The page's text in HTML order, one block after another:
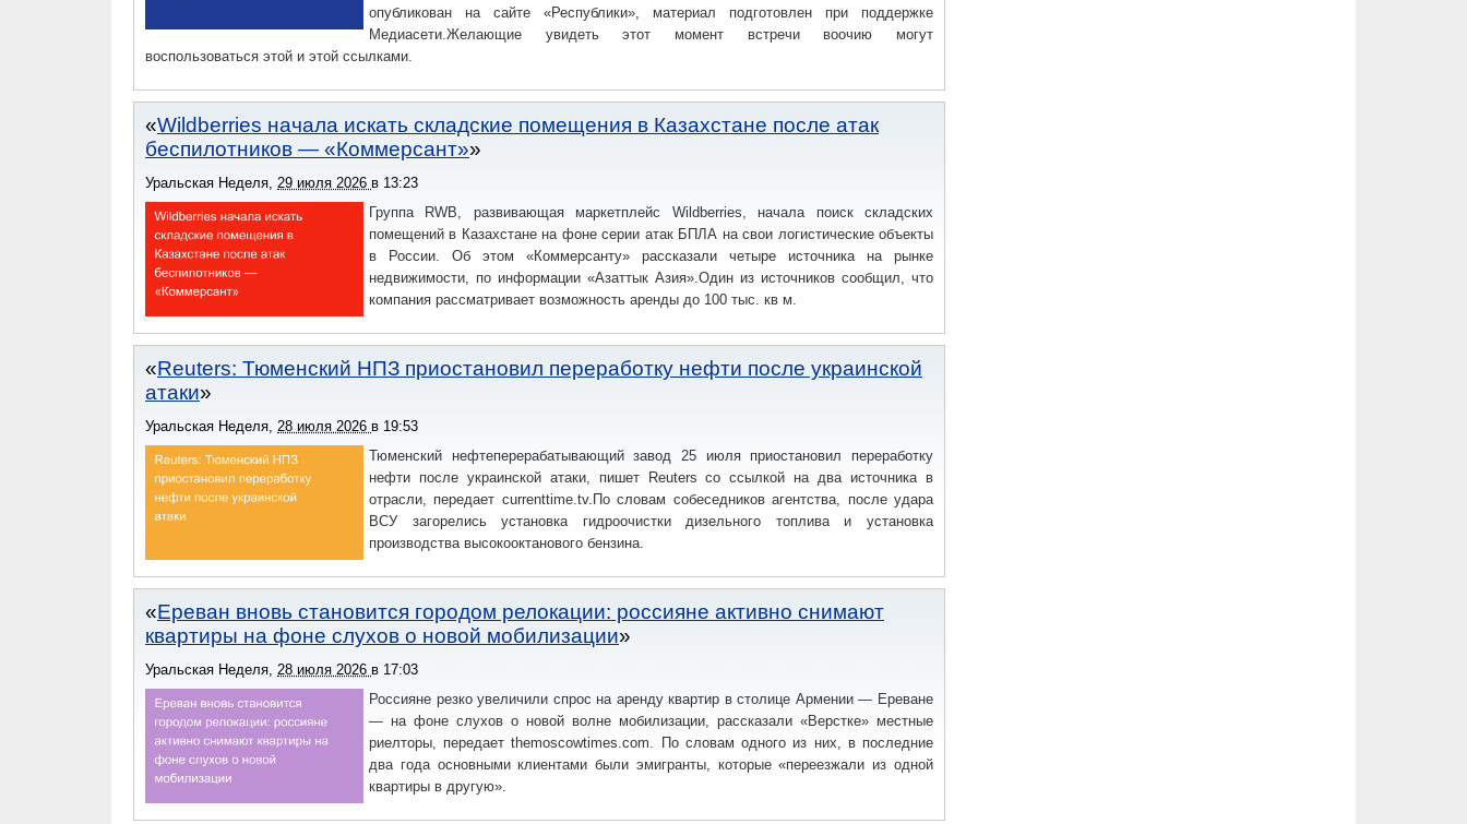
опубликован на сайте «Республики», материал подготовлен при поддержке
Медиасети.Желающие увидеть этот момент встречи воочию могут
воспользоваться этой и этой ссылками.
Wildberries начала искать складские помещения в Казахстане после атак
беспилотников — «Коммерсант»
Уральская Неделя, 29 июля 2026 в 13:23
Группа RWB, развивающая маркетплейс Wildberries, начала поиск складских
помещений в Казахстане на фоне серии атак БПЛА на свои логистические объекты
в России. Об этом «Коммерсанту» рассказали четыре источника на рынке
недвижимости, по информации «Азаттык Азия».Один из источников сообщил, что
компания рассматривает возможность аренды до 100 тыс. кв м.
Reuters: Тюменский НПЗ приостановил переработку нефти после украинской
атаки
Уральская Неделя, 28 июля 2026 в 19:53
Тюменский нефтеперерабатывающий завод 25 июля приостановил переработку
нефти после украинской атаки, пишет Reuters со ссылкой на два источника в
отрасли, передает currenttime.tv.По словам собеседников агентства, после удара
ВСУ загорелись установка гидроочистки дизельного топлива и установка
производства высокооктанового бензина.
Ереван вновь становится городом релокации: россияне активно снимают
квартиры на фоне слухов о новой мобилизации
Уральская Неделя, 28 июля 2026 в 17:03
Россияне резко увеличили спрос на аренду квартир в столице Армении — Ереване
— на фоне слухов о новой волне мобилизации, рассказали «Верстке» местные
риелторы, передает themoscowtimes.com. По словам одного из них, в последние
два года основными клиентами были эмигранты, которые «переезжали из одной
квартиры в другую».